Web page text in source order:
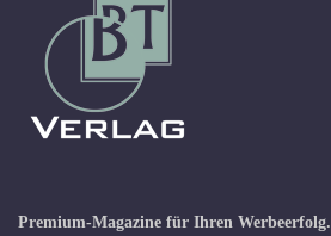
Premium-Magazine für Ihren Werbeerfolg.